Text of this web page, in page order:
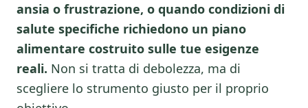
ansia o frustrazione, o quando condizioni di
salute specifiche richiedono un piano
alimentare costruito sulle tue esigenze
reali. Non si tratta di debolezza, ma di
scegliere lo strumento giusto per il proprio